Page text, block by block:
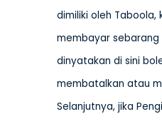
dimiliki oleh Taboola,
membayar
dinyatakan di sini
membatalkan atau
Selanjutnya, jika